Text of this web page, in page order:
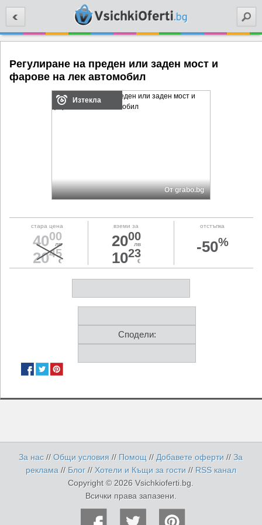
Регулиране на преден или заден мост и
фарове на лек автомобил
Изтекла
От grabo.bg
стара цена
4000
лв
2045
€
вземи за
2000
лв
1023
€
отстъпка
-50%
Сподели:
За нас //Общи условия // Помощ // Добавете оферти//За
реклама // Блог // Хотели и Къщи за гости // RSS канал
Copyright © 2026 Vsichkioferti.bg.
Всички права запазени.